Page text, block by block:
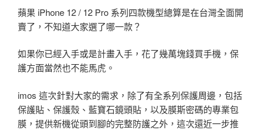
蘋果 iPhone 12 / 12 Pro 系列四款機型總算是在台灣全面開
賣了，不知道大家選了哪一款？
如果你已經入手或是計畫入手，花了幾萬塊錢買手機，保
護方面當然也不能馬虎。
imos 這次針對大家的需求，除了有全系列保護周邊，包括
保護貼、保護殼、藍寶石鏡頭貼，以及膜斯密碼的專業包
膜，提供新機從頭到腳的完整防護之外，這次還近一步推